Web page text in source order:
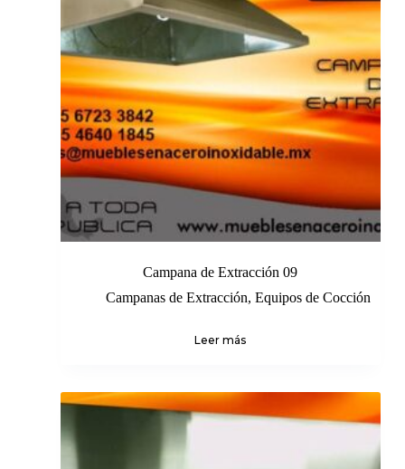
Campana de Extracción 09
Campanas de Extracción,Equipos de Cocción
Leer más